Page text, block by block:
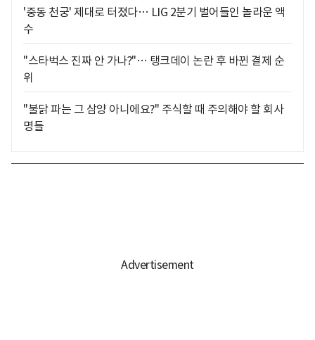
'중동 천궁' 제대로 터졌다… LIG 2분기 벌어들인 놀라운 액
수
"스타벅스 진짜 안 가나?"… 탱크데이 논란 후 바뀐 결제 순
위
"불닭 파는 그 삼양 아니에요?" 주식할 때 주의해야 할 회사
명들